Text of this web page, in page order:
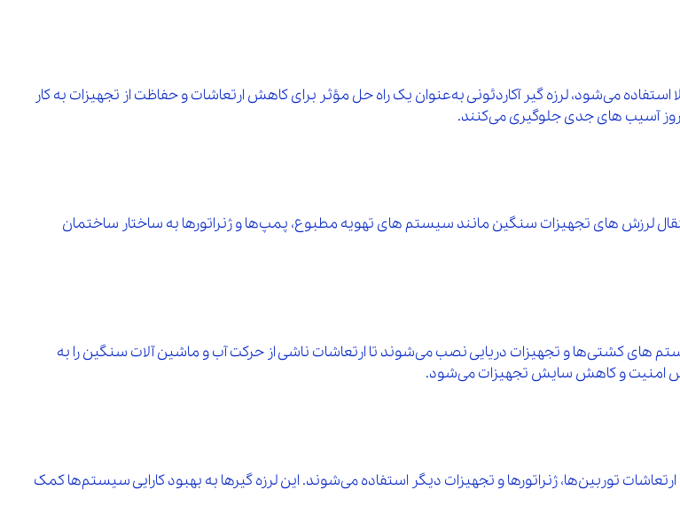
می‌شود، لرزه‌ گیر آکاردئونی به‌عنوان یک راه‌ حل مؤثر برای کاهش ارتعاشات و حفاظت از تجهیزات به کار
آسیب‌ های جدی جلوگیری می‌کنند.
لرزش‌ های تجهیزات سنگین مانند سیستم‌ های تهویه مطبوع، پمپ‌ها و ژنراتورها به ساختار ساختمان
های کشتی‌ها و تجهیزات دریایی نصب می‌شوند تا ارتعاشات ناشی از حرکت آب و ماشین‌ آلات سنگین را به
امنیت و کاهش سایش تجهیزات می‌شود.
توربین‌ها، ژنراتورها و تجهیزات دیگر استفاده می‌شوند. این لرزه‌ گیرها به بهبود کارایی سیستم‌ها کمک